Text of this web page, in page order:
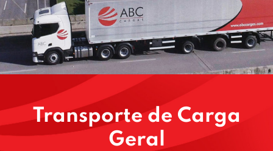
Transporte de Carga
Geral